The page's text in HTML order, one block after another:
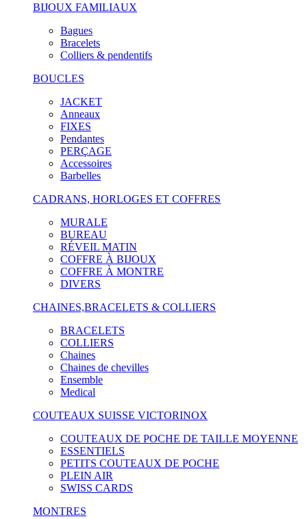
BIJOUX FAMILIAUX
Bagues
Bracelets
Colliers & pendentifs
BOUCLES
JACKET
Anneaux
FIXES
Pendantes
PERÇAGE
Accessoires
Barbelles
CADRANS, HORLOGES ET COFFRES
MURALE
BUREAU
RÉVEIL MATIN
COFFRE À BIJOUX
COFFRE À MONTRE
DIVERS
CHAINES,BRACELETS & COLLIERS
BRACELETS
COLLIERS
Chaines
Chaines de chevilles
Ensemble
Medical
COUTEAUX SUISSE VICTORINOX
COUTEAUX DE POCHE DE TAILLE MOYENNE
ESSENTIELS
PETITS COUTEAUX DE POCHE
PLEIN AIR
SWISS CARDS
MONTRES